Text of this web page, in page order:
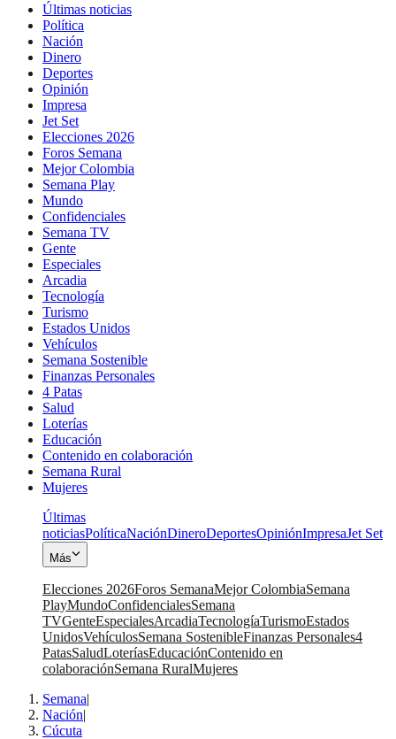
Últimas noticias
Política
Nación
Dinero
Deportes
Opinión
Impresa
Jet Set
Elecciones 2026
Foros Semana
Mejor Colombia
Semana Play
Mundo
Confidenciales
Semana TV
Gente
Especiales
Arcadia
Tecnología
Turismo
Estados Unidos
Vehículos
Semana Sostenible
Finanzas Personales
4 Patas
Salud
Loterías
Educación
Contenido en colaboración
Semana Rural
Mujeres
Últimas
noticiasPolíticaNaciónDineroDeportesOpiniónImpresaJet Set
Más
Elecciones 2026Foros SemanaMejor ColombiaSemana
PlayMundoConfidencialesSemana
TVGenteEspecialesArcadiaTecnologíaTurismoEstados
UnidosVehículosSemana SostenibleFinanzas Personales4
PatasSaludLoteríasEducaciónContenido en
colaboraciónSemana RuralMujeres
Semana|
Nación|
Cúcuta